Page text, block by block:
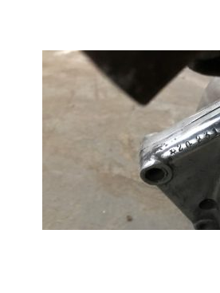
Nevyhnutné
Tieto súbory
Štatistiky